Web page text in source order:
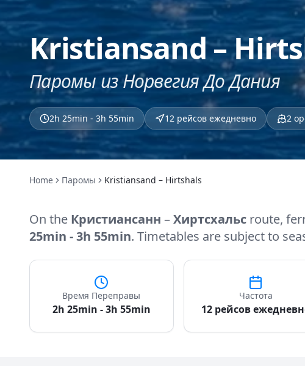
Kristiansand –
Паромы из Норвегия До Дания
2h 25min - 3h 55min 12 рейсов ежедневно 2
Home Паромы Kristiansand – Hirtshals
On the Кристиансанн –Хиртсхальс route,
25min - 3h 55min. Timetables are subject to
Время Переправы
2h 25min - 3h 55min
Частота
12 рейсов